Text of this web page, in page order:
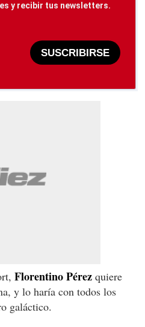
y recibir tus newsletters.
SUSCRIBIRSE
Florentino Pérez quiere
y lo haría con todos los
galáctico.